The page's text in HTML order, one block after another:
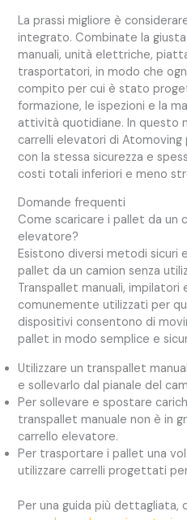
La prassi migliore è
integrato. Combinate la
manuali, unità elettriche,
trasportatori, in modo che
compito per cui è stato
formazione, le ispezioni e la
attività quotidiane. In questo
carrelli elevatori di
con la stessa sicurezza e
costi totali inferiori e meno
Domande frequenti
Come scaricare i pallet da un
elevatore?
Esistono diversi metodi sicuri
pallet da un camion senza
Transpallet manuali,
comunemente utilizzati per
dispositivi consentono di
pallet in modo semplice e
Utilizzare un transpallet
e sollevarlo dal pianale del
Per sollevare e spostare
transpallet manuale non è in
carrello elevatore.
Per trasportare i pallet una
utilizzare carrelli progettati
Per una guida più